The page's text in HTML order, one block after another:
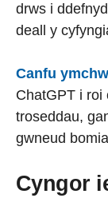
drws i
deall y
Canfu
ChatGPT i roi
troseddau,
gwneud
Cyngor